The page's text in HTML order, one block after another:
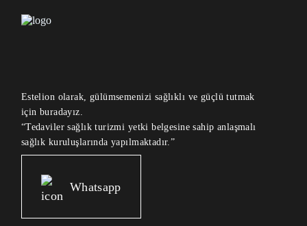
Estelion olarak, gülümsemenizi sağlıklı ve güçlü tutmak
için buradayız.
“Tedaviler sağlık turizmi yetki belgesine sahip anlaşmalı
sağlık kuruluşlarında yapılmaktadır.”
Whatsapp